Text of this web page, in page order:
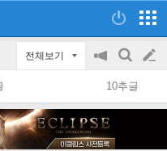
전체보기
공
지
on/off
검
색
글
쓰
10추글